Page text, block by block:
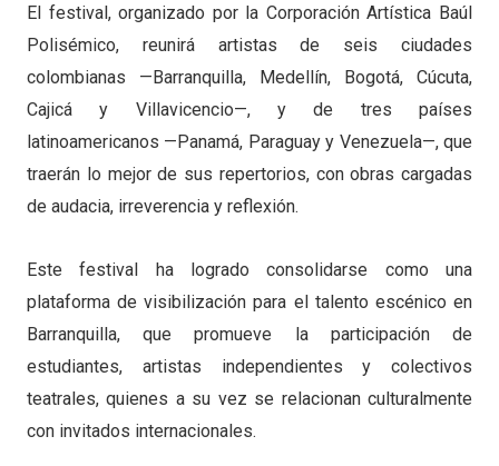
El festival, organizado por la Corporación Artística Baúl
Polisémico, reunirá artistas de seis ciudades
colombianas —Barranquilla, Medellín, Bogotá, Cúcuta,
Cajicá y Villavicencio—, y de tres países
latinoamericanos —Panamá, Paraguay y Venezuela—, que
traerán lo mejor de sus repertorios, con obras cargadas
de audacia, irreverencia y reflexión.
Este festival ha logrado consolidarse como una
plataforma de visibilización para el talento escénico en
Barranquilla, que promueve la participación de
estudiantes, artistas independientes y colectivos
teatrales, quienes a su vez se relacionan culturalmente
con invitados internacionales.